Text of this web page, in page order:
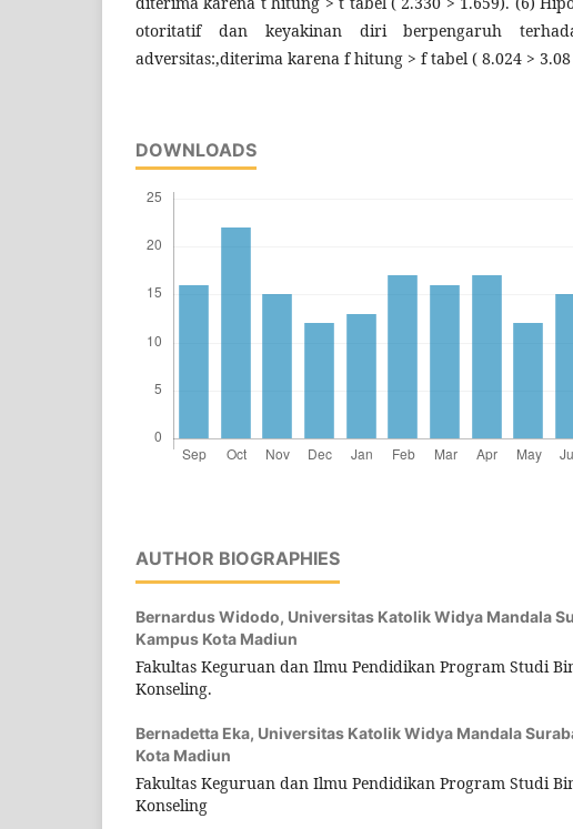
otoritatif dan keyakinan diri berpengaruh
adversitas:,diterima karena f hitung > f tabel ( 8.024 > 3.08
DOWNLOADS
AUTHOR BIOGRAPHIES
Bernardus Widodo, Universitas Katolik Widya Mandala
Kampus Kota Madiun
Fakultas Keguruan dan Ilmu Pendidikan Program Studi
Konseling.
Bernadetta Eka, Universitas Katolik Widya Mandala
Kota Madiun
Fakultas Keguruan dan Ilmu Pendidikan Program Studi
Konseling